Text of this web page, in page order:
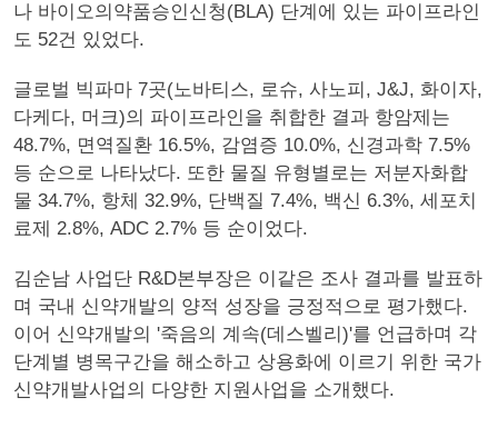
나 바이오의약품승인신청(BLA) 단계에 있는 파이프라인
도 52건 있었다.
글로벌 빅파마 7곳(노바티스, 로슈, 사노피, J&J, 화이자,
다케다, 머크)의 파이프라인을 취합한 결과 항암제는
48.7%, 면역질환 16.5%, 감염증 10.0%, 신경과학 7.5%
등 순으로 나타났다. 또한 물질 유형별로는 저분자화합
물 34.7%, 항체 32.9%, 단백질 7.4%, 백신 6.3%, 세포치
료제 2.8%, ADC 2.7% 등 순이었다.
김순남 사업단 R&D본부장은 이같은 조사 결과를 발표하
며 국내 신약개발의 양적 성장을 긍정적으로 평가했다.
이어 신약개발의 '죽음의 계속(데스벨리)'를 언급하며 각
단계별 병목구간을 해소하고 상용화에 이르기 위한 국가
신약개발사업의 다양한 지원사업을 소개했다.